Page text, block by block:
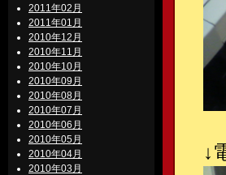
2011年02月
2011年01月
2010年12月
2010年11月
2010年10月
2010年09月
2010年08月
2010年07月
2010年06月
2010年05月
2010年04月
2010年03月
↓